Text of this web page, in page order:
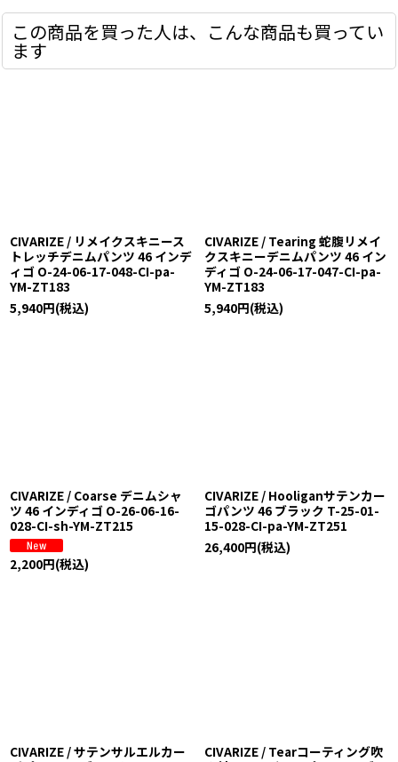
この商品を買った人は、こんな商品も買ってい
ます
CIVARIZE / リメイクスキニース
トレッチデニムパンツ 46 インデ
ィゴ O-24-06-17-048-CI-pa-
YM-ZT183
5,940円(税込)
CIVARIZE / Tearing 蛇腹リメイ
クスキニーデニムパンツ 46 イン
ディゴ O-24-06-17-047-CI-pa-
YM-ZT183
5,940円(税込)
CIVARIZE / Coarse デニムシャ
ツ 46 インディゴ O-26-06-16-
028-CI-sh-YM-ZT215
2,200円(税込)
CIVARIZE / Hooliganサテンカー
ゴパンツ 46 ブラック T-25-01-
15-028-CI-pa-YM-ZT251
26,400円(税込)
CIVARIZE / サテンサルエルカー
CIVARIZE / Tearコーティング吹